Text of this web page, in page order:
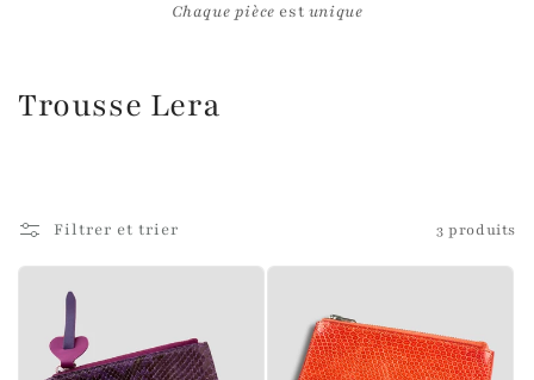
Chaque pièce est unique
C
l
Trousse Lera
Filtrer et trier 3 produits